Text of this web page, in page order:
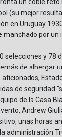
un doble reto
(su mejor
en Uruguay
manchado por un
selecciones y 78
de albergar
aficionados,
de seguridad
de la Casa
Andrew
unas horas
administración